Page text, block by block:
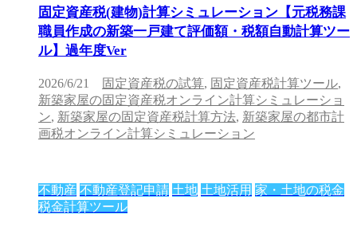
固定資産税(建物)計算シミュレーション【元税務課
職員作成の新築一戸建て評価額・税額自動計算ツー
ル】過年度Ver
2026/6/21 固定資産税の試算, 固定資産税計算ツール,
新築家屋の固定資産税オンライン計算シミュレーショ
ン, 新築家屋の固定資産税計算方法, 新築家屋の都市計
画税オンライン計算シミュレーション
不動産 不動産登記申請 土地 土地活用 家・土地の税金
税金計算ツール